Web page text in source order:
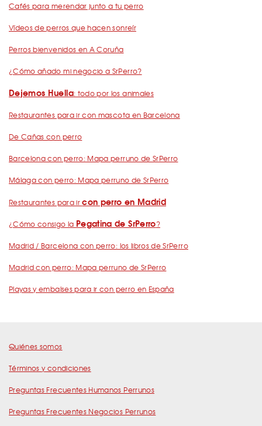
Cafés para merendar junto a tu perro
Vídeos de perros que hacen sonreír
Perros bienvenidos en A Coruña
¿Cómo añado mi negocio a SrPerro?
Dejemos Huella: todo por los animales
Restaurantes para ir con mascota en Barcelona
De Cañas con perro
Barcelona con perro: Mapa perruno de SrPerro
Málaga con perro: Mapa perruno de SrPerro
Restaurantes para ircon perro en Madrid
¿Cómo consigo la Pegatina de SrPerro?
Madrid / Barcelona con perro: los libros de SrPerro
Madrid con perro: Mapa perruno de SrPerro
Playas y embalses para ir con perro en España
Quiénes somos
Términos y condiciones
Preguntas Frecuentes Humanos Perrunos
Preguntas Frecuentes Negocios Perrunos